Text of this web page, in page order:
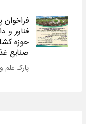
فناور و
حوزه
صنایع
پارک علم